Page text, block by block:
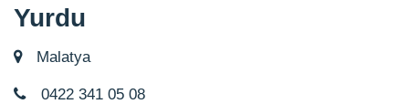
Yurdu
Malatya
0422 341 05 08